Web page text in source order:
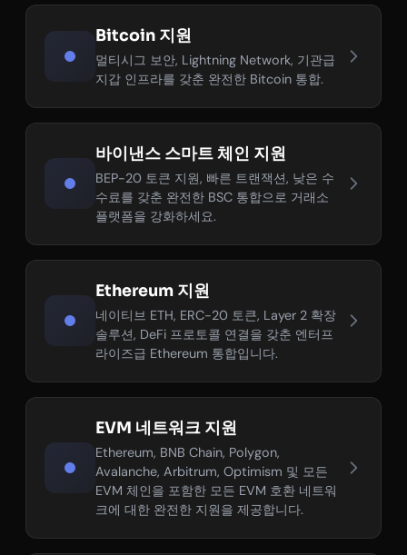
Bitcoin 지원
멀티시그 보안, Lightning Network, 기관급
지갑 인프라를 갖춘 완전한 Bitcoin 통합.
바이낸스 스마트 체인 지원
BEP-20 토큰 지원, 빠른 트랜잭션, 낮은 수
수료를 갖춘 완전한 BSC 통합으로 거래소
플랫폼을 강화하세요.
Ethereum 지원
네이티브 ETH, ERC-20 토큰, Layer 2 확장
솔루션, DeFi 프로토콜 연결을 갖춘 엔터프
라이즈급 Ethereum 통합입니다.
EVM 네트워크 지원
Ethereum, BNB Chain, Polygon,
Avalanche, Arbitrum, Optimism 및 모든
EVM 체인을 포함한 모든 EVM 호환 네트워
크에 대한 완전한 지원을 제공합니다.